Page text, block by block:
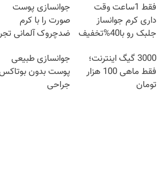
فقط 1ساعت وقت
داری کرم جوانساز
جلبک رو با40%تخفیف
جوانسازی پوست
صورت را با کرم
ضدچروک آلمانی
3000 گیگ اینترنت؛
فقط ماهی 100 هزار
تومان
جوانسازی طبیعی
پوست بدون
جراحی